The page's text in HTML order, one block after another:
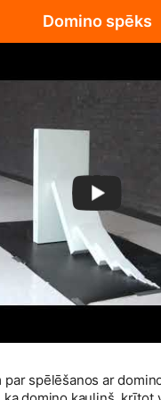
par spēlēšanos ar
Domino spēks